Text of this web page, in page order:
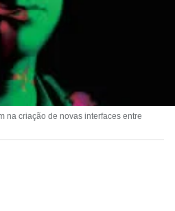
na criação de novas interfaces entre